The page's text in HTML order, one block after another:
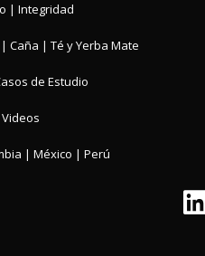
| Integridad
| Caña | Té y Yerba Mate
de Estudio
Videos
| México | Perú